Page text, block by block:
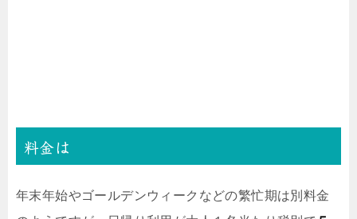
料金は
年末年始やゴールデンウィークなどの繁忙期は別料金